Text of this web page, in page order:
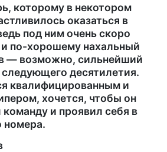
которому в некотором
оказаться в
под ним очень скоро
по-хорошему нахальный
— возможно, сильнейший
десятилетия.
квалифицированным и
хочется, чтобы он
и проявил себя в
номера.